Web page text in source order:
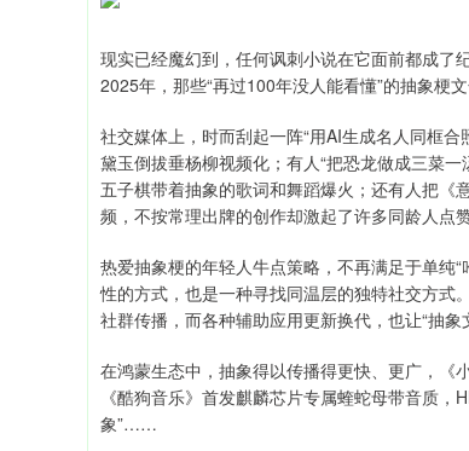
现实已经魔幻到，任何讽刺小说在它面前都成
2025年，那些“再过100年没人能看懂”的抽象梗
社交媒体上，时而刮起一阵“用AI生成名人同框
黛玉倒拔垂杨柳视频化；有人“把恐龙做成三菜
五子棋带着抽象的歌词和舞蹈爆火；还有人把
频，不按常理出牌的创作却激起了许多同龄人点赞
热爱抽象梗的年轻人牛点策略，不再满足于单纯
性的方式，也是一种寻找同温层的独特社交方式
社群传播，而各种辅助应用更新换代，也让“抽象
在鸿蒙生态中，抽象得以传播得更快、更广，《
《酷狗音乐》首发麒麟芯片专属蝰蛇母带音质
象”……